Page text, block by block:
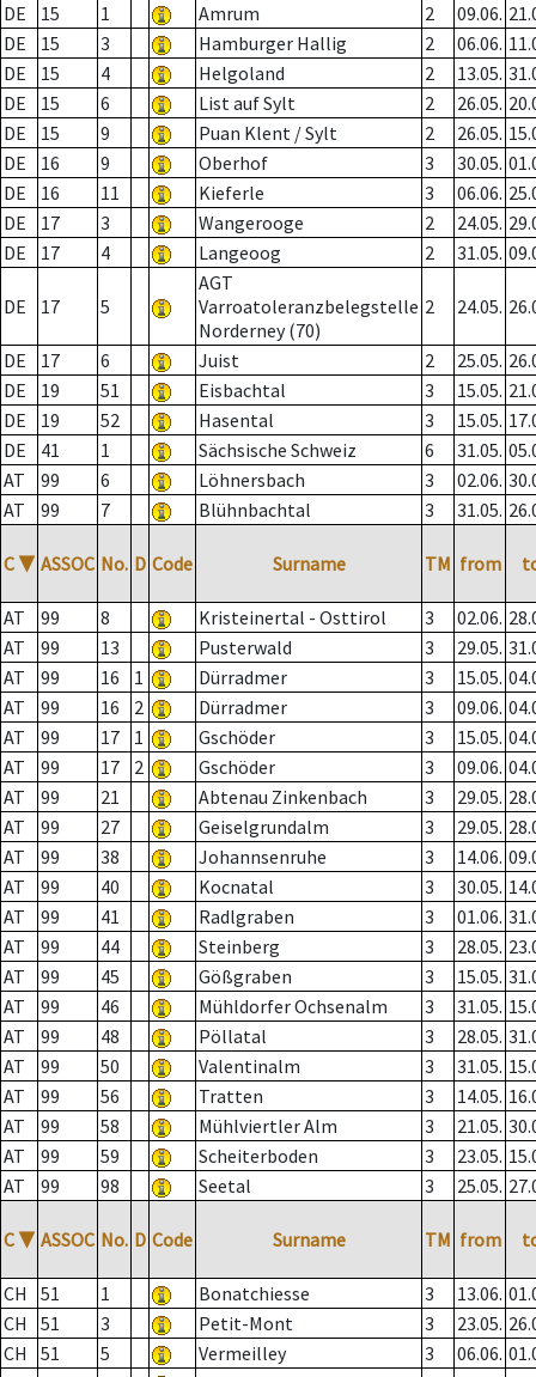
DE
15 1 Amrum 2 09.06.
DE
15 3 Hamburger Hallig 2 06.06.
DE
15 4 Helgoland 2 13.05.
DE
15 6 List auf Sylt 2 26.05.
DE
15 9 Puan Klent / Sylt 2 26.05.
DE
16 9 Oberhof 3 30.05.
DE
16 11 Kieferle 3 06.06.
DE
17 3 Wangerooge 2 24.05.
DE
17 4 Langeoog 2 31.05.
DE 17 5
AGT
Varroatoleranzbelegstelle
Norderney (70)
2 24.05.
DE 17 6 Juist 2 25.05.
DE
19 51 Eisbachtal 3 15.05.
DE
19 52 Hasental 3 15.05.
DE
41 1 Sächsische Schweiz 6 31.05.
AT
99 6 Löhnersbach 3 02.06.
AT
99 7 Blühnbachtal 3 31.05.
C ▼ ASSOC No. D Code Surname TM from
AT 99 8 Kristeinertal - Osttirol 3 02.06.
AT
99 13 Pusterwald 3 29.05.
AT
99 16 1 Dürradmer 3 15.05.
AT
99 16 2 Dürradmer 3 09.06.
AT
99 17 1 Gschöder 3 15.05.
AT
99 17 2 Gschöder 3 09.06.
AT
99 21 Abtenau Zinkenbach 3 29.05.
AT
99 27 Geiselgrundalm 3 29.05.
AT
99 38 Johannsenruhe 3 14.06.
AT
99 40 Kocnatal 3 30.05.
AT
99 41 Radlgraben 3 01.06.
AT
99 44 Steinberg 3 28.05.
AT
99 45 Gößgraben 3 15.05.
AT
99 46 Mühldorfer Ochsenalm 3 31.05.
AT
99 48 Pöllatal 3 28.05.
AT
99 50 Valentinalm 3 31.05.
AT
99 56 Tratten 3 14.05.
AT
99 58 Mühlviertler Alm 3 21.05.
AT
99 59 Scheiterboden 3 23.05.
AT
99 98 Seetal 3 25.05.
C ▼ ASSOC No. D Code Surname TM from
CH 51 1 Bonatchiesse 3 13.06.
CH
51 3 Petit-Mont 3 23.05.
CH
51 5 Vermeilley 3 06.06.